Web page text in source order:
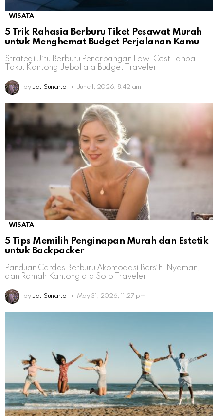
WISATA
5 Trik Rahasia Berburu Tiket Pesawat Murah
untuk Menghemat Budget Perjalanan Kamu
Strategi Jitu Berburu Penerbangan Low-Cost Tanpa
Takut Kantong Jebol ala Budget Traveler
by Jati Sunarto June 1, 2026, 8:42 am
WISATA
5 Tips Memilih Penginapan Murah dan Estetik
untuk Backpacker
Panduan Cerdas Berburu Akomodasi Bersih, Nyaman,
dan Ramah Kantong ala Solo Traveler
by Jati Sunarto May 31, 2026, 11:27 pm